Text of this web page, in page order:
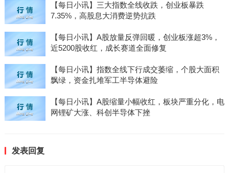
【每日小讯】三大指数全线收跌，创业板暴跌
7.35%，高股息大消费逆势抗跌
【每日小讯】A股放量反弹回暖，创业板涨超3%，
近5200股收红，成长赛道全面修复
【每日小讯】指数全线下行成交萎缩，个股大面积
飘绿，资金扎堆军工半导体避险
【每日小讯】A股缩量小幅收红，板块严重分化，电
网锂矿大涨、科创半导体下挫
发表回复